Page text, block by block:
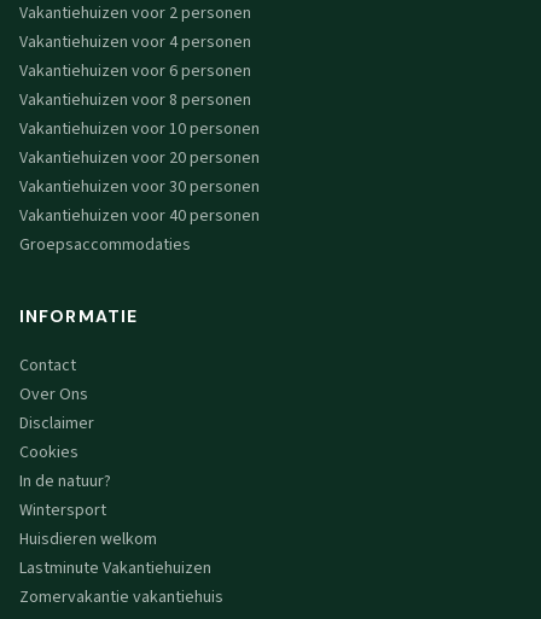
Vakantiehuizen voor 2 personen
Vakantiehuizen voor 4 personen
Vakantiehuizen voor 6 personen
Vakantiehuizen voor 8 personen
Vakantiehuizen voor 10 personen
Vakantiehuizen voor 20 personen
Vakantiehuizen voor 30 personen
Vakantiehuizen voor 40 personen
Groepsaccommodaties
INFORMATIE
Contact
Over Ons
Disclaimer
Cookies
In de natuur?
Wintersport
Huisdieren welkom
Lastminute Vakantiehuizen
Zomervakantie vakantiehuis